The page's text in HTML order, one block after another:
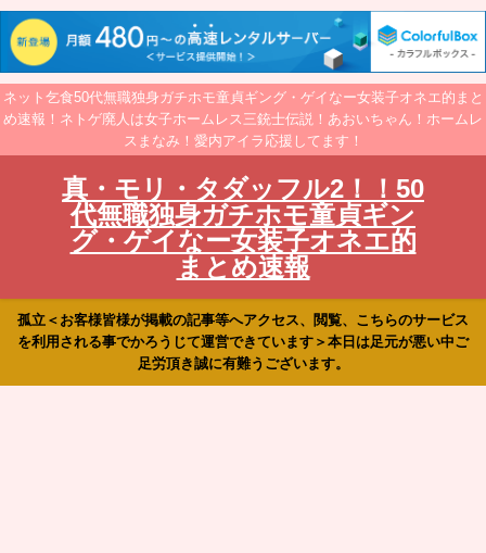
ネット乞食50代無職独身ガチホモ童貞ギング・ゲイなー女装子オネエ的まと
め速報！ネトゲ廃人は女子ホームレス三銃士伝説！あおいちゃん！ホームレ
スまなみ！愛内アイラ応援してます！
真・モリ・タダッフル2！！50
代無職独身ガチホモ童貞ギン
グ・ゲイなー女装子オネエ的
まとめ速報
孤立＜お客様皆様が掲載の記事等へアクセス、閲覧、こちらのサービス
を利用される事でかろうじて運営できています＞本日は足元が悪い中ご
足労頂き誠に有難うございます。